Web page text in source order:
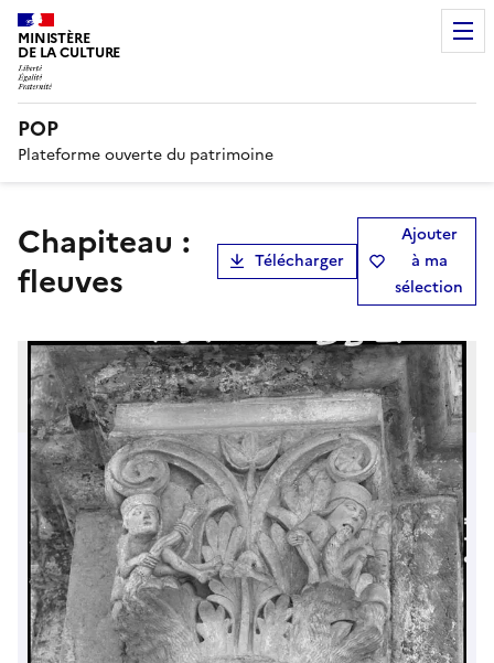
MINISTÈRE
DE LA CULTURE
POP
Plateforme ouverte du patrimoine
Chapiteau :
fleuves
Télécharger
Ajouter
à ma
sélection